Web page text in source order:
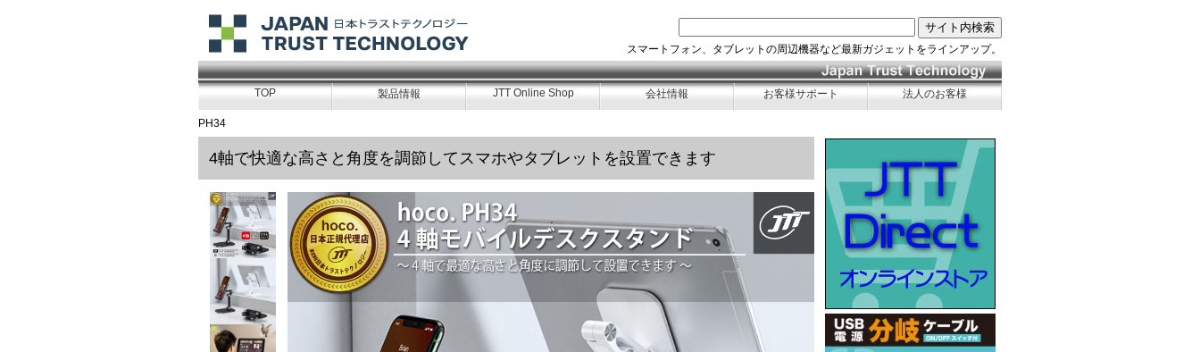
スマートフォン、タブレットの周辺機器など最新ガジェットをラインアップ。
TOP 製品情報 JTT Online Shop 会社情報 お客様サポート 法人のお客様
PH34
4軸で快適な高さと角度を調節してスマホやタブレットを設置できます